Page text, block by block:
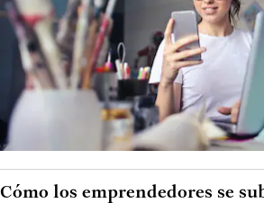
Cómo los emprendedores se